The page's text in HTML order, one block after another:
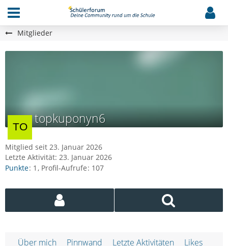
Mitglieder
topkuponyn6
Mitglied seit 23. Januar 2026
Letzte Aktivität: 23. Januar 2026
Punkte 1 Profil-Aufrufe 107
Über mich Pinnwand Letzte Aktivitäten Likes